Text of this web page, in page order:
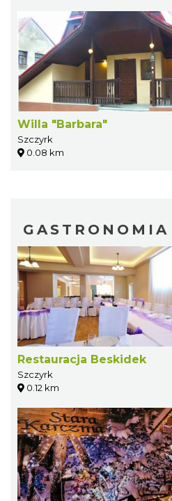
Willa "Barbara"
Szczyrk
0.08 km
Restauracja Beskidek
Szczyrk
0.12 km